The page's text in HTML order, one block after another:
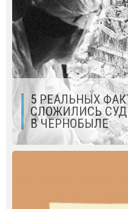
5 РЕАЛЬНЫХ
СЛОЖИЛИСЬ
В ЧЕРНОБЫЛЕ